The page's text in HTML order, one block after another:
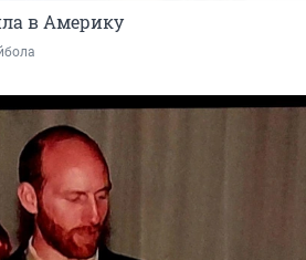
в Америку